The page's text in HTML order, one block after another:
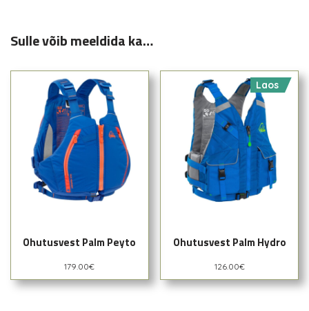
Sulle võib meeldida ka…
Ohutusvest Palm Peyto
179.00€
Laos
Ohutusvest Palm Hydro
126.00€